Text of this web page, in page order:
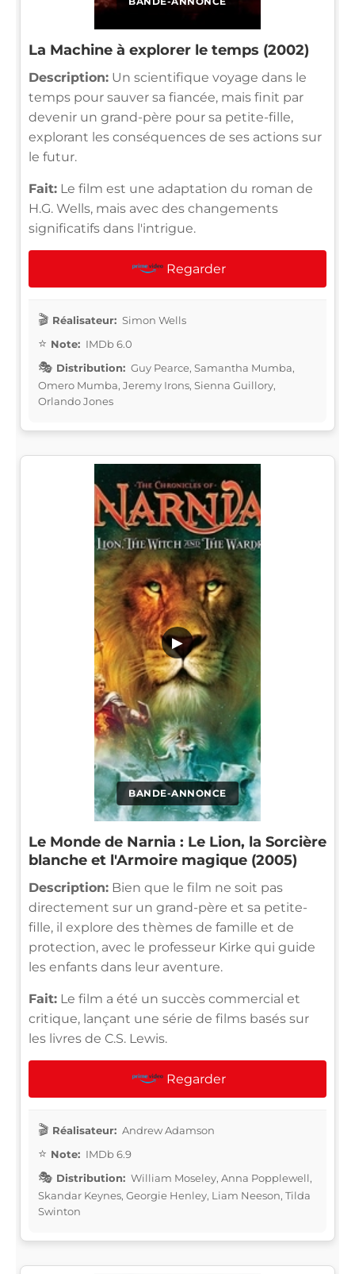
La Machine à explorer le temps (2002)
Description: Un scientifique voyage dans le
temps pour sauver sa fiancée, mais finit par
devenir un grand-père pour sa petite-fille,
explorant les conséquences de ses actions sur
le futur.
Fait: Le film est une adaptation du roman de
H.G. Wells, mais avec des changements
significatifs dans l'intrigue.
Regarder
Réalisateur: Simon Wells
Note: IMDb 6.0
Distribution: Guy Pearce, Samantha Mumba,
Omero Mumba, Jeremy Irons, Sienna Guillory,
Orlando Jones
BANDE-ANNONCE
▶
Le Monde de Narnia : Le Lion, la Sorcière
blanche et l'Armoire magique (2005)
Description: Bien que le film ne soit pas
directement sur un grand-père et sa petite-
fille, il explore des thèmes de famille et de
protection, avec le professeur Kirke qui guide
les enfants dans leur aventure.
Fait: Le film a été un succès commercial et
critique, lançant une série de films basés sur
les livres de C.S. Lewis.
Regarder
Réalisateur: Andrew Adamson
Note: IMDb 6.9
Distribution: William Moseley, Anna Popplewell,
Skandar Keynes, Georgie Henley, Liam Neeson, Tilda
Swinton